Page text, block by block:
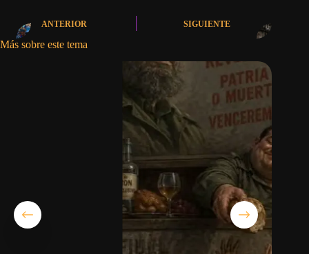
ANTERIOR SIGUIENTE
Más sobre este tema